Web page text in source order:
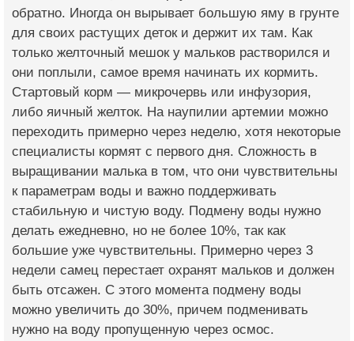
обратно. Иногда он вырывает большую яму в грунте
для своих растущих деток и держит их там. Как
только желточный мешок у мальков растворился и
они поплыли, самое время начинать их кормить.
Стартовый корм — микрочервь или инфузория,
либо яичный желток. На наупилии артемии можно
переходить примерно через неделю, хотя некоторые
специалисты кормят с первого дня. Сложность в
выращивании малька в том, что они чувствительны
к параметрам воды и важно поддерживать
стабильную и чистую воду. Подмену воды нужно
делать ежедневно, но не более 10%, так как
большие уже чувствительны. Примерно через 3
недели самец перестает охранят мальков и должен
быть отсажен. С этого момента подмену воды
можно увеличить до 30%, причем подменивать
нужно на воду пропущенную через осмос.